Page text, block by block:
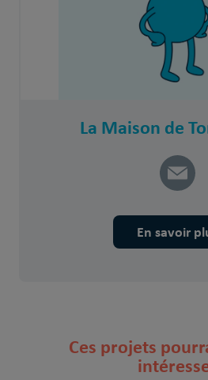
La Maison de
En savoir
Ces projets